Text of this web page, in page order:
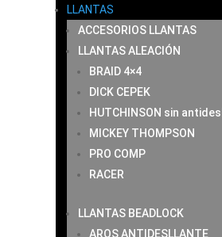
LLANTAS
ACCESORIOS LLANTAS
LLANTAS ALEACIÓN
BRAID 4×4
DICK CEPEK
HUTCHINSON sin
MICKEY THOMPSON
PRO COMP
RACER
LLANTAS BEADLOCK
AROS ANTIDESLLANTE